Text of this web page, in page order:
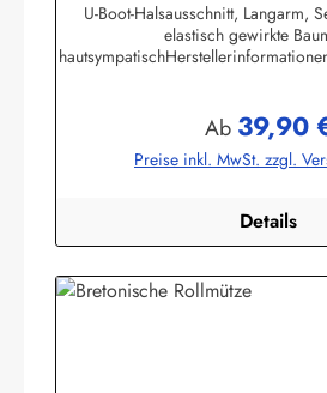
U-Boot-Halsausschnitt, Langarm,
elastisch gewirkte
Regulärer
Ab 39,90
Preise inkl. MwSt. zzgl.
Details